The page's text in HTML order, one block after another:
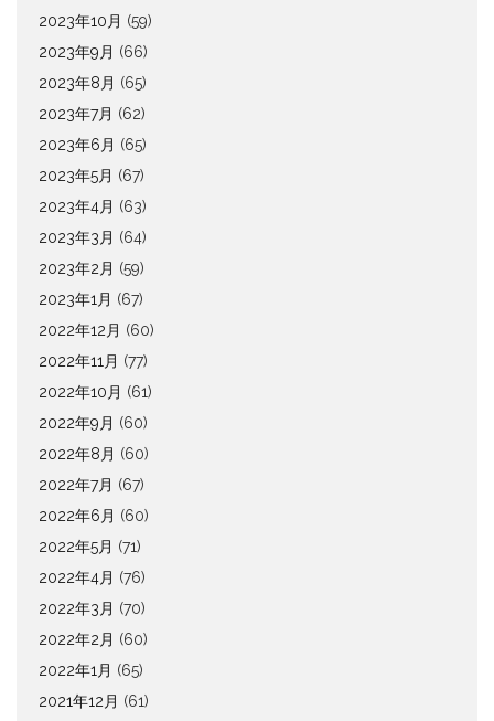
2023年10月 (59)
2023年9月 (66)
2023年8月 (65)
2023年7月 (62)
2023年6月 (65)
2023年5月 (67)
2023年4月 (63)
2023年3月 (64)
2023年2月 (59)
2023年1月 (67)
2022年12月 (60)
2022年11月 (77)
2022年10月 (61)
2022年9月 (60)
2022年8月 (60)
2022年7月 (67)
2022年6月 (60)
2022年5月 (71)
2022年4月 (76)
2022年3月 (70)
2022年2月 (60)
2022年1月 (65)
2021年12月 (61)